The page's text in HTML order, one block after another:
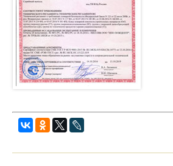
Дополнительные товары